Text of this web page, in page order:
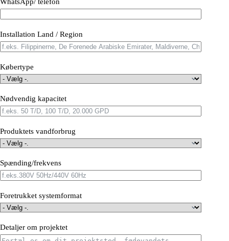
Installation Land / Region
Købertype
Nødvendig kapacitet
Produktets vandforbrug
Spænding/frekvens
Foretrukket systemformat
Detaljer om projektet